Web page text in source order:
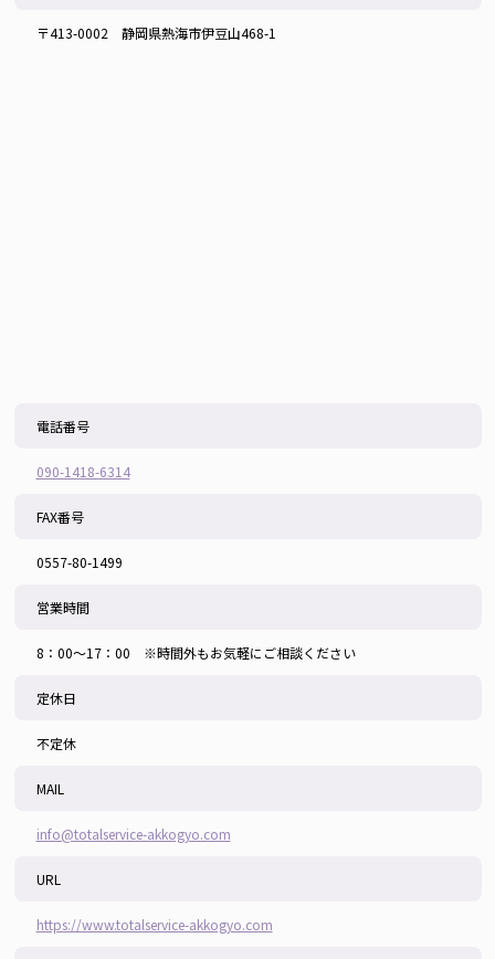
〒413-0002 静岡県熱海市伊豆山468-1
電話番号
090-1418-6314
FAX番号
0557-80-1499
営業時間
8：00～17：00 ※時間外もお気軽にご相談ください
定休日
不定休
MAIL
info@totalservice-akkogyo.com
URL
https://www.totalservice-akkogyo.com